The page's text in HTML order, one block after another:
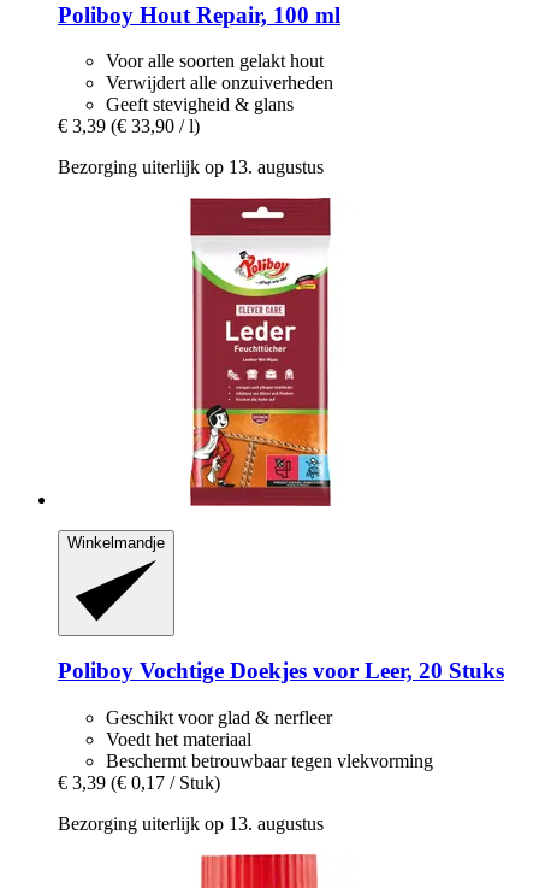
Poliboy Hout Repair, 100 ml
Voor alle soorten gelakt hout
Verwijdert alle onzuiverheden
Geeft stevigheid & glans
€ 3,39 (€ 33,90 / l)
Bezorging uiterlijk op 13. augustus
Winkelmandje
Poliboy Vochtige Doekjes voor Leer, 20 Stuks
Geschikt voor glad & nerfleer
Voedt het materiaal
Beschermt betrouwbaar tegen vlekvorming
€ 3,39 (€ 0,17 / Stuk)
Bezorging uiterlijk op 13. augustus